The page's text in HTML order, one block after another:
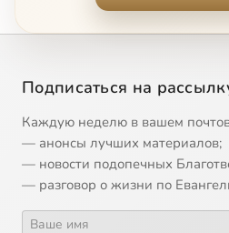
Подписаться на
Каждую неделю в вашем
— анонсы лучших материалов;
— новости подопечных
— разговор о жизни по